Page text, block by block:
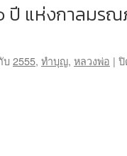
ปี แห่งกาลมร
บ 2555, ทำบุญ, หลวงพ่อ | ปิ